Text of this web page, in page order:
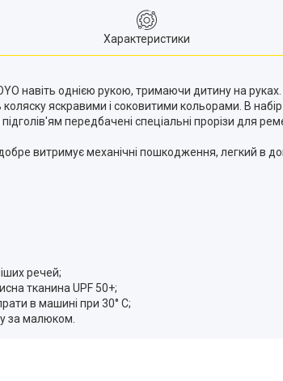
Характеристики
навіть однією рукою, тримаючи дитину на руках.
яскравими і соковитими кольорами. В
передбачені спеціальні прорізи для
витримує механічні пошкодження, легкий в
речей;
тканина UPF 50+;
в машині при 30° C;
за малюком.